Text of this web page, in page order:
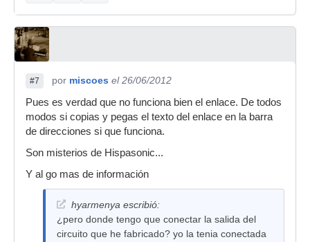
#7 por miscoes el 26/06/2012
Pues es verdad que no funciona bien el enlace. De todos
modos si copias y pegas el texto del enlace en la barra
de direcciones si que funciona.
Son misterios de Hispasonic...
Y al go mas de información
hyarmenya escribió:
¿pero donde tengo que conectar la salida del
circuito que he fabricado? yo la tenia conectada